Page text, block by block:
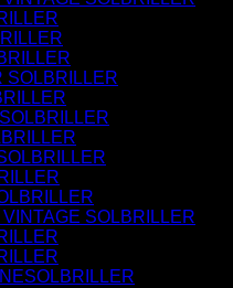
SOLBRILLER
SOLBRILLER